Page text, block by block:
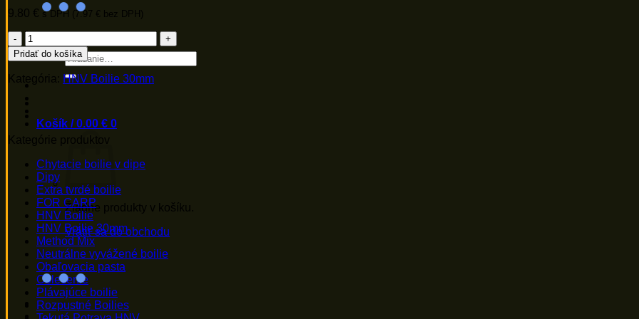
Hľadať:
Košík /0.00 € 0
Žiadne produkty v košíku.
Vrátiť sa do obchodu
9.80 € s DPH ( 7.97 € bez DPH)
množstvo
HNV
Boilie
-
Gama
Crab
30
mm
Pridať do košíka
Kategória: HNV Boilie 30mm
Kategórie produktov
Chytacie boilie v dipe
Dipy
Extra tvrdé boilie
FOR CARP
HNV Boilie
HNV Boilie 30mm
Method Mix
Neutrálne vyvážené boilie
Obaľovacia pasta
Oblečenie
Plávajúce boilie
Rozpustné Boilies